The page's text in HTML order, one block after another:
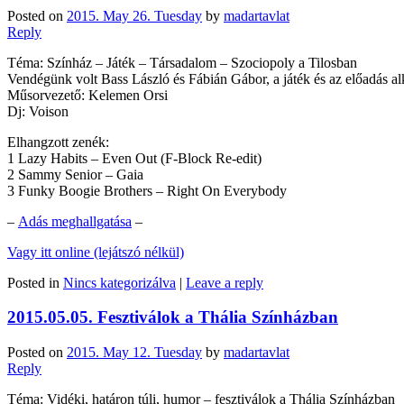
Posted on 2015. May 26. Tuesday by madartavlat
Reply
Téma: Színház – Játék – Társadalom – Szociopoly a Tilosban
Vendégünk volt Bass László és Fábián Gábor, a játék és az előadás
Műsorvezető: Kelemen Orsi
Dj: Voison
Elhangzott zenék:
1 Lazy Habits – Even Out (F-Block Re-edit)
2 Sammy Senior – Gaia
3 Funky Boogie Brothers – Right On Everybody
– Adás meghallgatása –
Vagy itt online (lejátszó nélkül)
Posted in Nincs kategorizálva | Leave a reply
2015.05.05. Fesztiválok a Thália Színházban
Posted on 2015. May 12. Tuesday by madartavlat
Reply
Téma: Vidéki, határon túli, humor – fesztiválok a Thália Színházban